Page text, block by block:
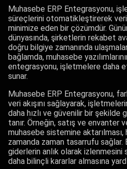
Muhasebe ERP Entegrasyonu,
süreçlerini otomatikleştirerek
minimize eden bir çözümdür.
dünyasında, şirketlerin rekabet
doğru bilgiye zamanında
bağlamda, muhasebe
entegrasyonu, işletmelere daha
sunar.
Muhasebe ERP Entegrasyonu,
veri akışını sağlayarak,
daha hızlı ve güvenilir bir
tanır. Örneğin, satış ve envanter
muhasebe sistemine aktarılması,
zamanda zaman tasarrufu
giderlerin anlık olarak
daha bilinçli kararlar almasına